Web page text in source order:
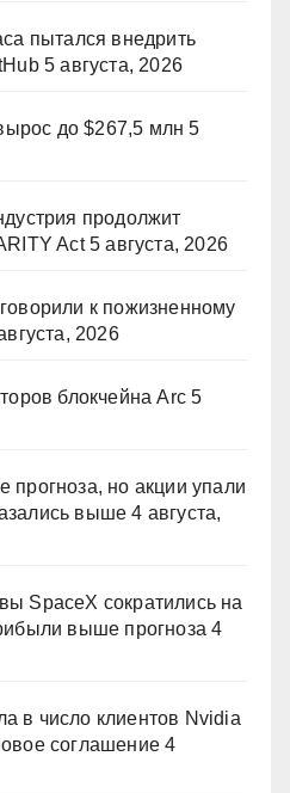
пытался внедрить
5 августа, 2026
до $267,5 млн 5
продолжит
Act 5 августа, 2026
к пожизненному
2026
блокчейна Arc 5
прогноза, но акции упали
выше 4 августа,
SpaceX сократились на
выше прогноза 4
в число клиентов Nvidia
соглашение 4